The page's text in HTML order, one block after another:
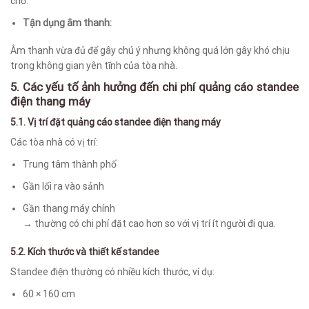
Tận dụng âm thanh:
Âm thanh vừa đủ để gây chú ý nhưng không quá lớn gây khó chịu
trong không gian yên tĩnh của tòa nhà.
5. Các yếu tố ảnh hưởng đến chi phí quảng cáo standee
điện thang máy
5.1. Vị trí đặt quảng cáo standee điện thang máy
Các tòa nhà có vị trí:
Trung tâm thành phố
Gần lối ra vào sảnh
Gần thang máy chính
→ thường có chi phí đặt cao hơn so với vị trí ít người đi qua.
5.2. Kích thước và thiết kế standee
Standee điện thường có nhiều kích thước, ví dụ:
60 × 160 cm